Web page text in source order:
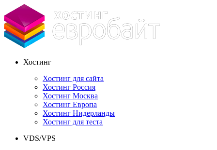
Хостинг
Хостинг для сайта
Хостинг Россия
Хостинг Москва
Хостинг Европа
Хостинг Нидерланды
Хостинг для теста
VDS/VPS